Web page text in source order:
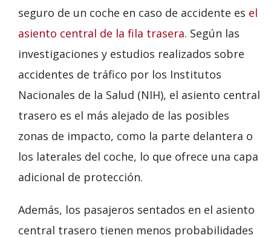
seguro de un coche en caso de accidente es el
asiento central de la fila trasera. Según las
investigaciones y estudios realizados sobre
accidentes de tráfico por los Institutos
Nacionales de la Salud (NIH), el asiento central
trasero es el más alejado de las posibles
zonas de impacto, como la parte delantera o
los laterales del coche, lo que ofrece una capa
adicional de protección.
Además, los pasajeros sentados en el asiento
central trasero tienen menos probabilidades